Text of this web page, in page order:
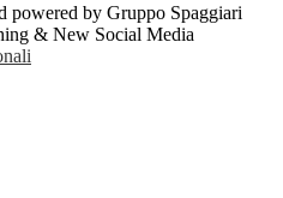
powered by Gruppo Spaggiari
& New Social Media